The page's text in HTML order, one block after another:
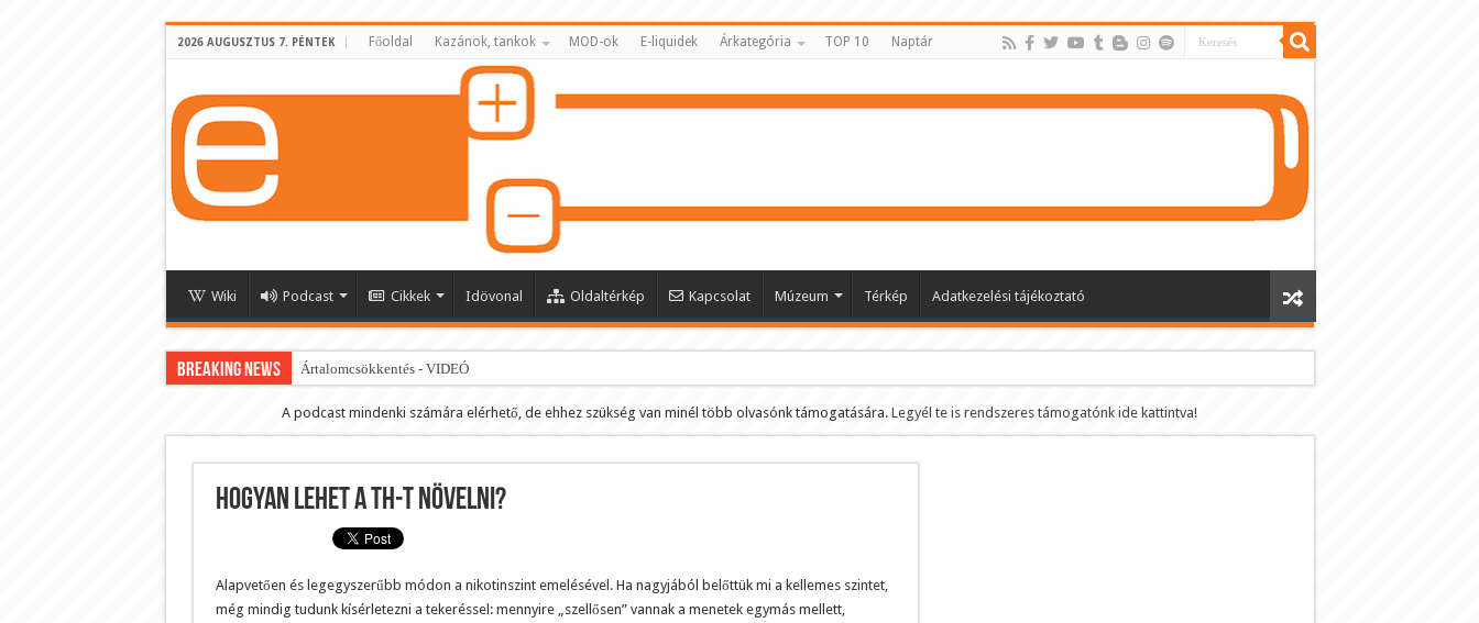
2026 AUGUSZTUS 7. PÉNTEK Főoldal Kazánok, tankok MOD-ok E-liquidek Árkategória TOP 10 Naptár
Wiki Podcast Cikkek Idövonal Oldaltérkép Kapcsolat Múzeum Térkép Adatkezelési tájékoztató
BREAKING NEWS Ártalomcsökkentés - VIDEÓ
E-cigi használati szokások 2.0
Android Podcast alkalmazás letöltése
A podcast mindenki számára elérhető, de ehhez szükség van minél több olvasónk támogatására. Legyél te is rendszeres támogatónk ide kattintva!
Hogyan lehet a TH-t növelni?
Alapvetően és legegyszerűbb módon a nikotinszint emelésével. Ha nagyjából belőttük mi a kellemes szintet,
még mindig tudunk kísérletezni a tekeréssel: mennyire „szellősen” vannak a menetek egymás mellett,